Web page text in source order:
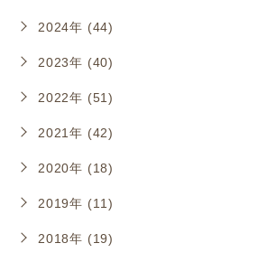
2024年 (44)
2023年 (40)
2022年 (51)
2021年 (42)
2020年 (18)
2019年 (11)
2018年 (19)